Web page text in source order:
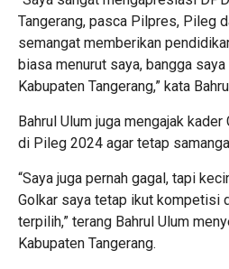
Tangerang, pasca Pilpres, Pileg
semangat memberikan
biasa menurut saya, bangga
Kabupaten Tangerang,” kata
Bahrul Ulum juga mengajak
di Pileg 2024 agar tetap
“Saya juga pernah gagal, tapi
Golkar saya tetap ikut kompetisi
terpilih,” terang Bahrul Ulum
Kabupaten Tangerang.